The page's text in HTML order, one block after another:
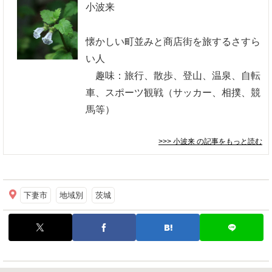
小波来
懐かしい町並みと商店街を旅するさすら
い人
趣味：旅行、散歩、登山、温泉、自転
車、スポーツ観戦（サッカー、相撲、競
馬等）
>>> 小波来 の記事をもっと読む
下妻市 地域別 茨城